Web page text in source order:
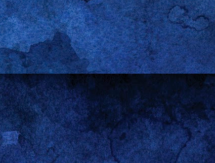
de tener razón; reconociendo la falibilidad y lo apriorístico
sobre la mesa y someterlos al juicio ajeno. O, mejor dicho, al de mi
hi-bi-do, suele ser bastante más indulgente que yo. Creo que hasta
si se pasa por estas líneas es porque disfruta que le cuente
cierto sentido, comparte mi fascinación por elhomo sapienscomo
abro esta entrada, encierran un fascinante juego de poderes al que me
le dedica la atención del caso. Nótese que no he dicho “juego de
y las derrotas de hombres y mujeres en su afán de engendrar y
en estos últimos años) tengo muy claro que, así las mujeres se hayan
el pánico de muchos hombres (cordial saludo a lamanosphere
), no han
recibir un tercio del reconocimiento que se les otorga a los hombres
feminista muy, muy, muy fumado en algunos ámbitos, pero estoy en
paz con eso.